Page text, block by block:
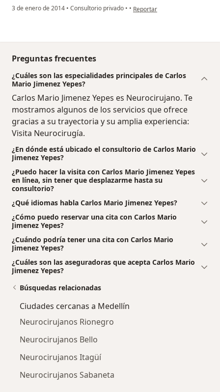
3 de enero de 2014 • Consultorio privado • • en opinión del usuario paciente
Reportar
Preguntas frecuentes
¿Cuáles son las especialidades principales de Carlos
Mario Jimenez Yepes?
Carlos Mario Jimenez Yepes es Neurocirujano. Te
mostramos algunos de los servicios que ofrece
gracias a su trayectoria y su amplia experiencia:
Visita Neurocirugía.
¿En dónde está ubicado el consultorio de Carlos Mario
Jimenez Yepes?
¿Puedo hacer la visita con Carlos Mario Jimenez Yepes
en línea, sin tener que desplazarme hasta su
consultorio?
¿Qué idiomas habla Carlos Mario Jimenez Yepes?
¿Cómo puedo reservar una cita con Carlos Mario
Jimenez Yepes?
¿Cuándo podría tener una cita con Carlos Mario
Jimenez Yepes?
¿Cuáles son las aseguradoras que acepta Carlos Mario
Jimenez Yepes?
Búsquedas relacionadas
Ciudades cercanas a Medellín
Neurocirujanos Rionegro
Neurocirujanos Bello
Neurocirujanos Itagüí
Neurocirujanos Sabaneta